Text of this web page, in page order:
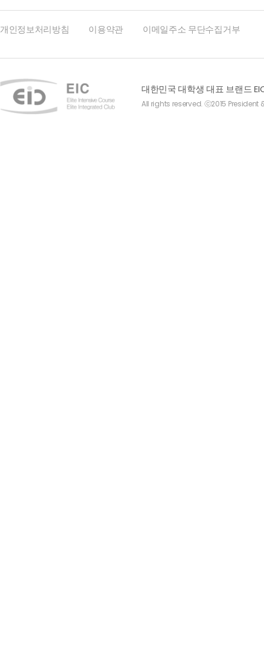
개인정보처리방침 이용약관 이메일주소 무단수집거부
대한민국 대학생 대표 브랜드
All rights reserved. ⓒ2015